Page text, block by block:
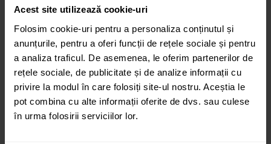
Acest site utilizează cookie-uri
Folosim cookie-uri pentru a personaliza conținutul și
anunțurile, pentru a oferi funcții de rețele sociale și pentru
a analiza traficul. De asemenea, le oferim partenerilor de
rețele sociale, de publicitate și de analize informații cu
privire la modul în care folosiți site-ul nostru. Aceștia le
pot combina cu alte informații oferite de dvs. sau culese
în urma folosirii serviciilor lor.
Informații suplimentare Recenzii
Greutate:30 kg
Dimensiuni:121 × 46,5 × 13 cm